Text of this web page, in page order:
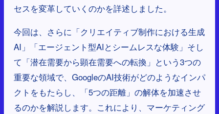
セスを変革していくのかを詳述しました。
今回は、さらに「クリエイティブ制作における生成
AI」「エージェント型AIとシームレスな体験」そし
て「潜在需要から顕在需要への転換」という3つの
重要な領域で、GoogleのAI技術がどのようなインパ
クトをもたらし、「5つの距離」の解体を加速させ
るのかを解説します。これにより、マーケティング